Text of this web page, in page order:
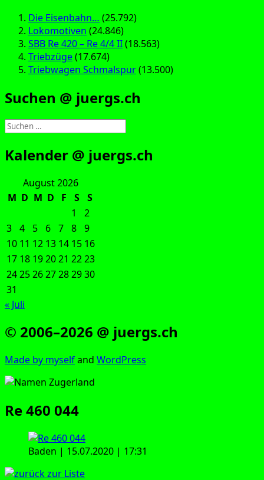
Die Eisenbahn… (25.792)
Lokomotiven (24.846)
SBB Re 420 – Re 4/4 II(18.563)
Triebzüge(17.674)
Triebwagen Schmalspur(13.500)
Suchen @ juergs.ch
Suchen
nach:
Kalender @ juergs.ch
August 2026
M D M D F S
S
1
2
3 4 5 6 7 8 9
10 11 12 13 14 15 16
17 18 192021 2223
24252627282930
31
« Juli
© 2006–2026 @ juergs.ch
Made by mys­elfand Word­Press
Re 460 044
Baden | 15.07.2020 | 17:31